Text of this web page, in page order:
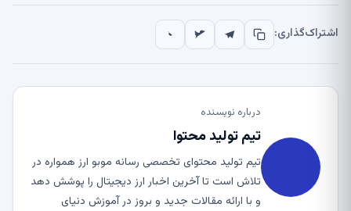
اشتراک‌گذاری:
درباره نویسنده
تیم تولید محتوا
تیم تولید محتوای تخصصی رسانه موبو ارز همواره در
تلاش است تا آخرین اخبار ارز دیجیتال را پوشش دهد
و با ارائه مقالات جدید و بروز در آموزش دنیای